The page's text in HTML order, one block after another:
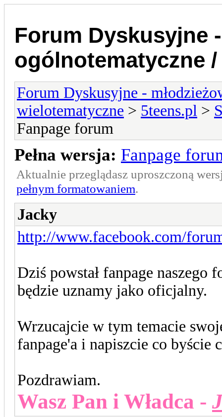
Forum Dyskusyjne
ogólnotematyczne
Forum Dyskusyjne -
wielotematyczne > 5teens.pl >
Fanpage forum
Pełna wersja: Fanpage
Aktualnie przeglądasz uproszczoną
pełnym formatowaniem.
Jacky
http://www.facebook.com/
Dziś powstał fanpage
będzie uznamy jako oficjalny.
Wrzucajcie w tym temacie
fanpage'a i napiszcie co byście
Pozdrawiam.
Wasz Pan i Władca -